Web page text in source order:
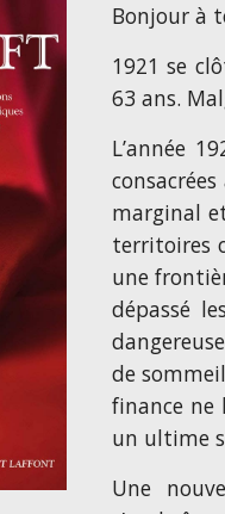
Bonjour à
1921 se
63 ans.
L’année
marginal
territoires
une
dépassé
de
finance ne
un ultime
Une